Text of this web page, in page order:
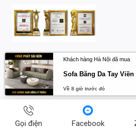
Chịu trách nhiệm nội dung:
Lương Quốc Trường
Gọi điện Facebook
Khách hàng Hà Nội đã mua
Sofa Băng Da Tay Viền
Về 8 giờ trước đó